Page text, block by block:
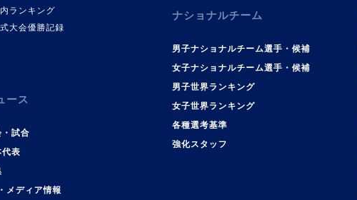
ランキング
大会優勝記録
ース
・試合
代表
メディア情報
ナショナルチーム
男子ナショナルチーム選手・候補
女子ナショナルチーム選手・候補
男子世界ランキング
女子世界ランキング
各種選考基準
強化スタッフ